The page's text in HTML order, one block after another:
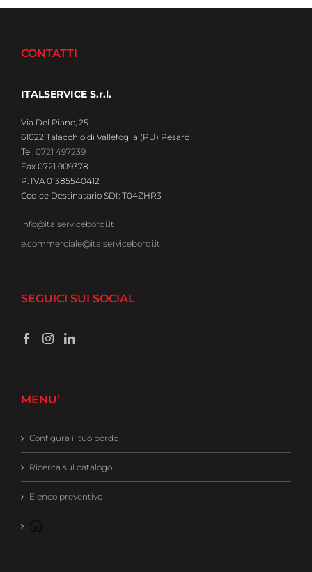
CONTATTI
ITALSERVICE S.r.l.
Via Del Piano, 25
61022 Talacchio di Vallefoglia (PU) Pesaro
Tel. 0721 497239
Fax 0721 909378
P. IVA 01385540412
Codice Destinatario SDI: T04ZHR3
info@italservicebordi.it
e.commerciale@italservicebordi.it
SEGUICI SUI SOCIAL
MENU’
Configura il tuo bordo
Ricerca sul catalogo
Elenco preventivo